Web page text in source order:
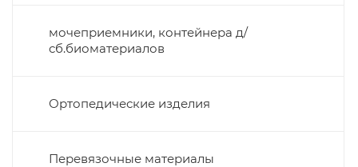
мочеприемники, контейнера д/
сб.биоматериалов
Ортопедические изделия
Перевязочные материалы